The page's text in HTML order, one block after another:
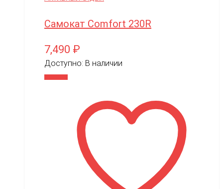
Самокат Comfort 230R
7,490 ₽
Доступно: В наличии